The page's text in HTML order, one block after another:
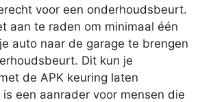
voor een onderhoudsbeurt.
aan te raden om minimaal één
auto naar de garage te brengen
Dit kun je
de APK keuring laten
een aanrader voor mensen die